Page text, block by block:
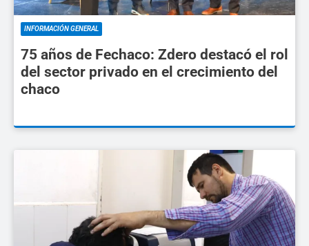
INFORMACIÓN GENERAL
75 años de Fechaco: Zdero destacó el rol
del sector privado en el crecimiento del
chaco